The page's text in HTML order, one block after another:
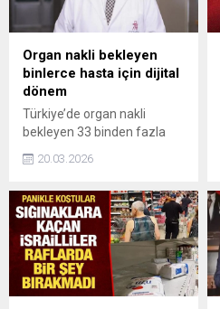
Organ nakli bekleyen
binlerce hasta için dijital
dönem
Türkiye’de organ nakli
bekleyen 33 binden fazla
düzenleme yürürlüğe girdi.
ve e-Nabız üzerinden organ
bağışçısı olabiliyor.
20.03.2026